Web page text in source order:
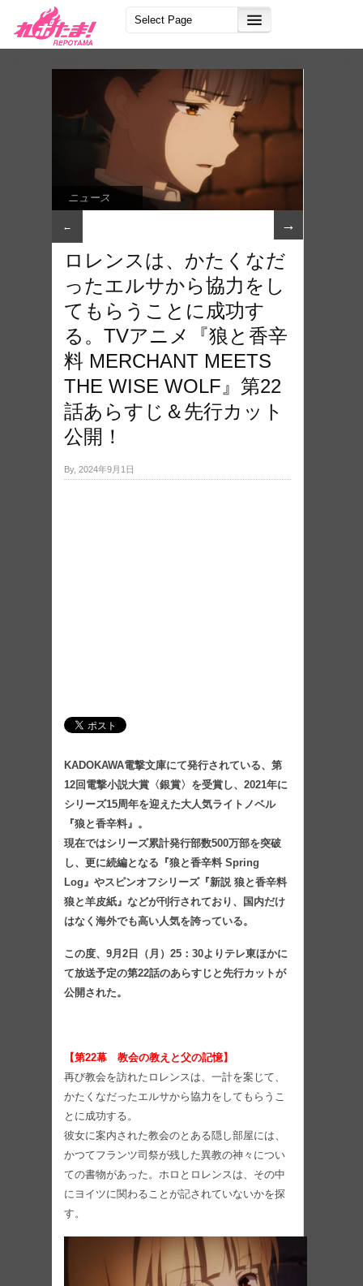
ニュース
← →
ロレンスは、かたくなだ
ったエルサから協力をし
てもらうことに成功す
る。TVアニメ『狼と香辛
料 MERCHANT MEETS
THE WISE WOLF』第22
話あらすじ＆先行カット
公開！
By, 2024年9月1日
KADOKAWA電撃文庫にて発行されている、第
12回電撃小説大賞〈銀賞〉を受賞し、2021年に
シリーズ15周年を迎えた大人気ライトノベル
『狼と香辛料』。
現在ではシリーズ累計発行部数500万部を突破
し、更に続編となる『狼と香辛料 Spring
Log』やスピンオフシリーズ『新説 狼と香辛料
狼と羊皮紙』などが刊行されており、国内だけ
はなく海外でも高い人気を誇っている。
この度、9月2日（月）25：30よりテレ東ほかに
て放送予定の第22話のあらすじと先行カットが
公開された。
【第22幕 教会の教えと父の記憶】
再び教会を訪れたロレンスは、一計を案じて、
かたくなだったエルサから協力をしてもらうこ
とに成功する。
彼女に案内された教会のとある隠し部屋には、
かつてフランツ司祭が残した異教の神々につい
ての書物があった。ホロとロレンスは、その中
にヨイツに関わることが記されていないかを探
す。